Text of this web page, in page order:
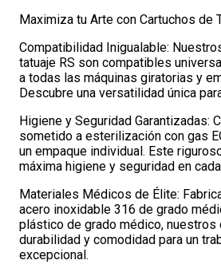
Maximiza tu Arte con Cartuchos de
Compatibilidad Inigualable:
tatuaje RS son compatibles
a todas las máquinas giratorias y
Descubre una versatilidad única
Higiene y Seguridad Garantizadas:
sometido a esterilización con gas
un empaque individual. Este
máxima higiene y seguridad en
Materiales Médicos de Élite:
acero inoxidable 316 de grado
plástico de grado médico, nuestros
durabilidad y comodidad para un
excepcional.